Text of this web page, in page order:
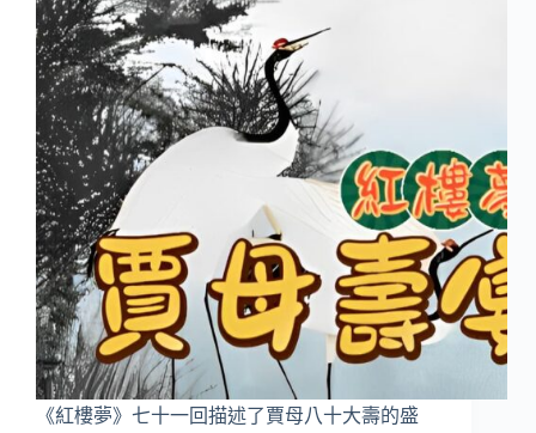
《紅樓夢》七十一回描述了賈母八十大壽的盛